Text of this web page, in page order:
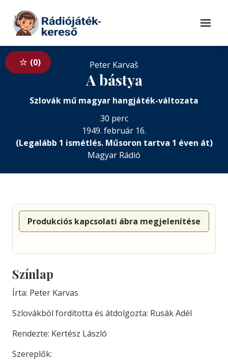
Tovább a tartalomhoz
Menü
0 Peter Karvaš
A bástya
Szlovák mű magyar hangjáték-változata
30 perc
1949. február 16.
(Legalább 1 ismétlés. Műsoron tartva 1 éven át)
Magyar Rádió
Produkciós kapcsolati ábra megjelenítése
Színlap
Írta: Peter Karvas
Szlovákból fordította és átdolgozta: Rusák Adél
Rendezte: Kertész László
Szereplők: